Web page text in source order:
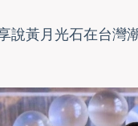
說黃月光石在台灣